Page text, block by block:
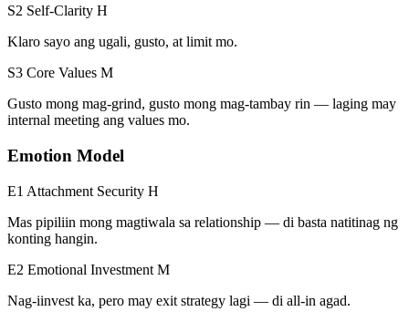
S2 Self-Clarity H
Klaro sayo ang ugali, gusto, at limit mo.
S3 Core Values M
Gusto mong mag-grind, gusto mong mag-tambay rin — laging may
internal meeting ang values mo.
Emotion Model
E1 Attachment Security H
Mas pipiliin mong magtiwala sa relationship — di basta natitinag ng
konting hangin.
E2 Emotional Investment M
Nag-iinvest ka, pero may exit strategy lagi — di all-in agad.